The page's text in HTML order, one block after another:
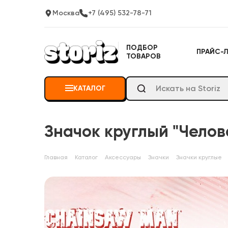
Москва +7 (495) 532-78-71
ПОДБОР
ТОВАРОВ
ПРАЙС-
КАТАЛОГ
Значок круглый
Главная Каталог Аксессуары Значки Значки круглые